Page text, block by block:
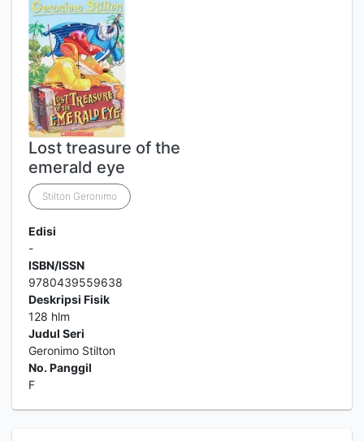
Lost treasure of the
emerald eye
Stilton Geronimo
Edisi
-
ISBN/ISSN
9780439559638
Deskripsi Fisik
128 hlm
Judul Seri
Geronimo Stilton
No. Panggil
F